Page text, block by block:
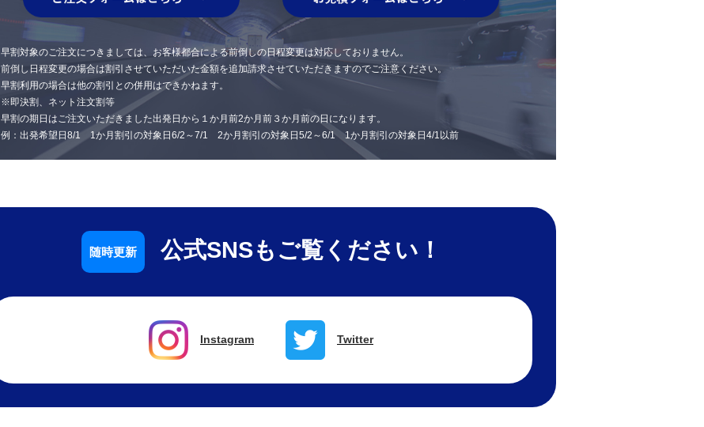
早割対象のご注文につきましては、お客様都合による前倒しの日程変更は対応しておりません。
前倒し日程変更の場合は割引させていただいた金額を追加請求させていただきますのでご注意ください。
早割利用の場合は他の割引との併用はできかねます。
※即決割、ネット注文割等
早割の期日はご注文いただきました出発日から１か月前2か月前３か月前の日になります。
例：出発希望日8/1 1か月割引の対象日6/2～7/1 2か月割引の対象日5/2～6/1 1か月割引の対象日4/1以前
公式SNSもご覧ください！
Instagram Twitter